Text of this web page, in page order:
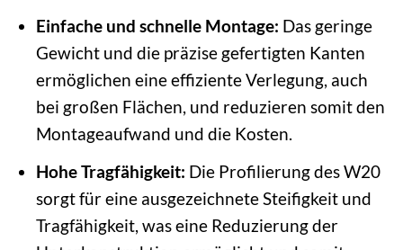
Einfache und schnelle Montage: Das geringe
Gewicht und die präzise gefertigten Kanten
ermöglichen eine effiziente Verlegung, auch
bei großen Flächen, und reduzieren somit den
Montageaufwand und die Kosten.
Hohe Tragfähigkeit: Die Profilierung des W20
sorgt für eine ausgezeichnete Steifigkeit und
Tragfähigkeit, was eine Reduzierung der